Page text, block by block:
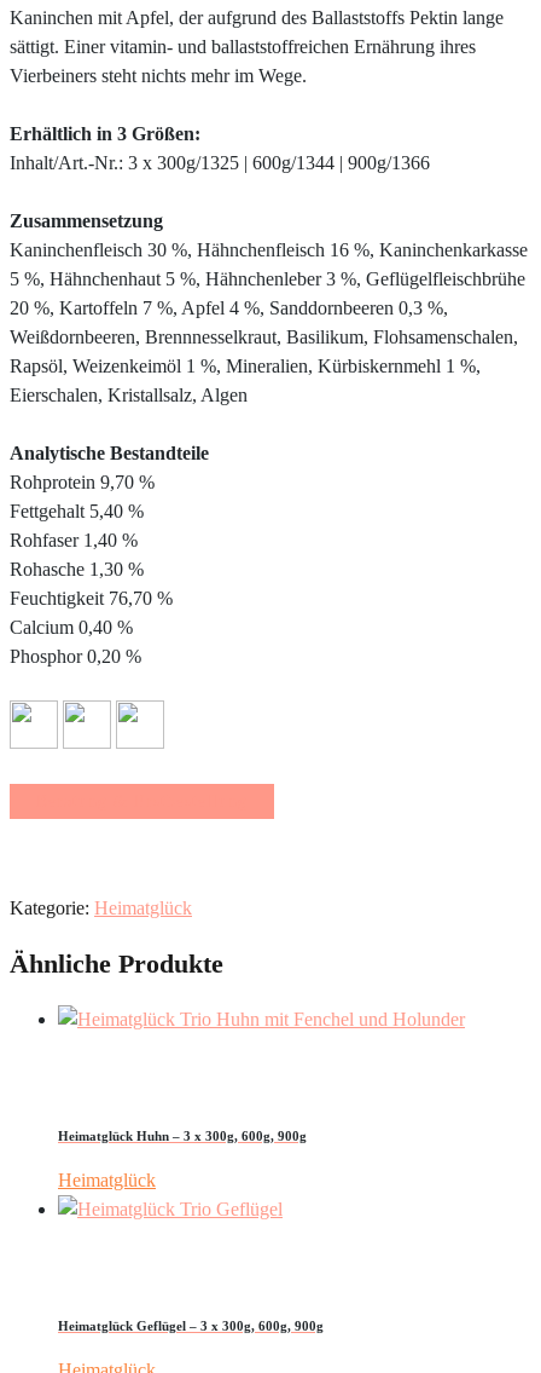
Kaninchen mit Apfel, der aufgrund des Ballaststoffs Pektin lange
sättigt. Einer vitamin- und ballaststoffreichen Ernährung ihres
Vierbeiners steht nichts mehr im Wege.
Erhältlich in 3 Größen:
Inhalt/Art.-Nr.: 3 x 300g/1325 | 600g/1344 | 900g/1366
Zusammensetzung
Kaninchenfleisch 30 %, Hähnchenfleisch 16 %, Kaninchenkarkasse
5 %, Hähnchenhaut 5 %, Hähnchenleber 3 %, Geflügelfleischbrühe
20 %, Kartoffeln 7 %, Apfel 4 %, Sanddornbeeren 0,3 %,
Weißdornbeeren, Brennnesselkraut, Basilikum, Flohsamenschalen,
Rapsöl, Weizenkeimöl 1 %, Mineralien, Kürbiskernmehl 1 %,
Eierschalen, Kristallsalz, Algen
Analytische Bestandteile
Rohprotein 9,70 %
Fettgehalt 5,40 %
Rohfaser 1,40 %
Rohasche 1,30 %
Feuchtigkeit 76,70 %
Calcium 0,40 %
Phosphor 0,20 %
Kategorie: Heimatglück
Ähnliche Produkte
Heimatglück Huhn – 3 x 300g, 600g, 900g
Heimatglück
Heimatglück Geflügel – 3 x 300g, 600g, 900g